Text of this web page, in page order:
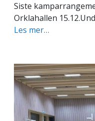
Siste
Orklahallen
Les mer…